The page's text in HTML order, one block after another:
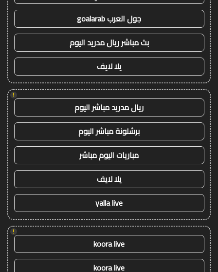
جول العرب goalarab
بث مباشر ريال مدريد اليوم
يلا لايف
!
ريال مدريد مباشر اليوم
برشلونة مباشر اليوم
مباريات اليوم مباشر
يلا لايف
yalla live
!
koora live
koora live